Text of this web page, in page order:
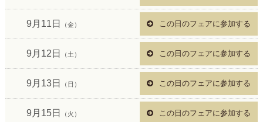
9月11日 （金） この日のフェアに参加する
9月12日 （土） この日のフェアに参加する
9月13日 （日） この日のフェアに参加する
9月15日 （火） この日のフェアに参加する